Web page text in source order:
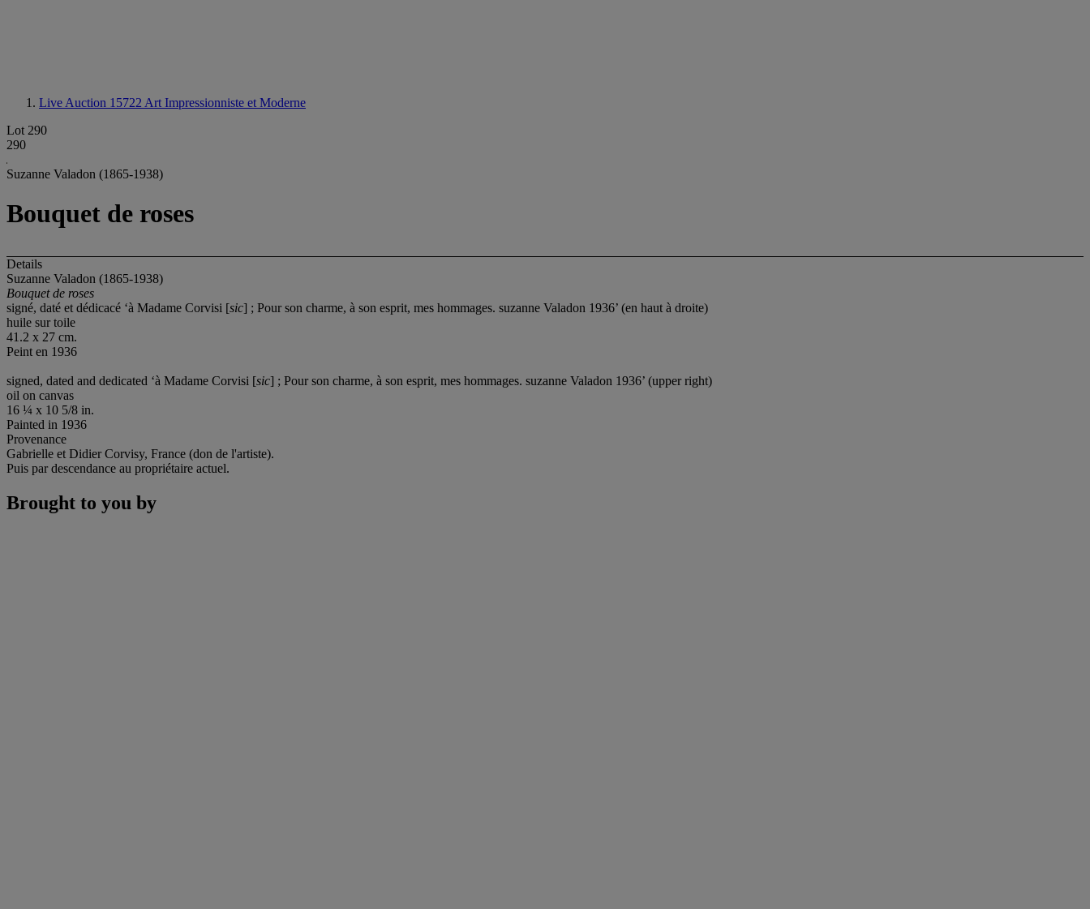
Live Auction 15722 Art Impressionniste et Moderne
Lot 290
290
Suzanne Valadon (1865-1938)
Bouquet de roses
Details
Suzanne Valadon (1865-1938)
Bouquet de roses
signé, daté et dédicacé ‘à Madame Corvisi [sic] ; Pour son charme, à son esprit, mes hommages. suzanne Valadon 1936’ (en haut à droite)
huile sur toile
41.2 x 27 cm.
Peint en 1936
signed, dated and dedicated ‘à Madame Corvisi [sic] ; Pour son charme, à son esprit, mes hommages. suzanne Valadon 1936’ (upper right)
oil on canvas
16 ¼ x 10 5/8 in.
Painted in 1936
Provenance
Gabrielle et Didier Corvisy, France (don de l'artiste).
Puis par descendance au propriétaire actuel.
Brought to you by